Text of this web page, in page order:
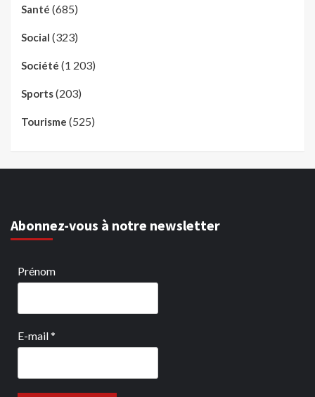
Santé (685)
Social (323)
Société (1 203)
Sports(203)
Tourisme (525)
Abonnez-vous à notre newsletter
Prénom
E-mail*